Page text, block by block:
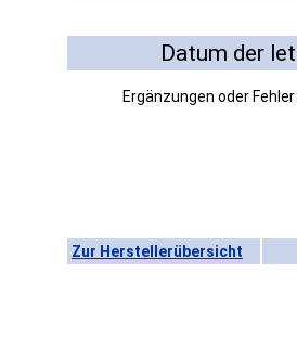
Datum der
Ergänzungen oder
Zur Herstellerübersicht